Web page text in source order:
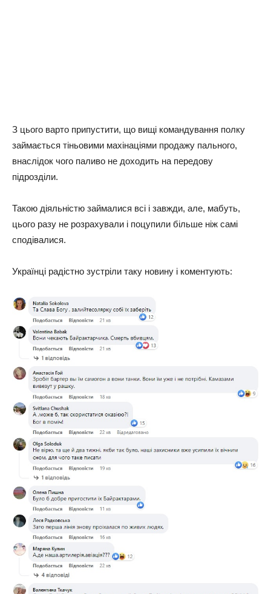
З цього варто припустити, що вищі командування полку
займається тіньовими махінаціями продажу пального,
внаслідок чого паливо не доходить на передову
підрозділи.
Такою діяльністю займалися всі і завжди, але, мабуть,
цього разу не розрахували і поцупили більше ніж самі
сподівалися.
Українці радістно зустріли таку новину і коментують: